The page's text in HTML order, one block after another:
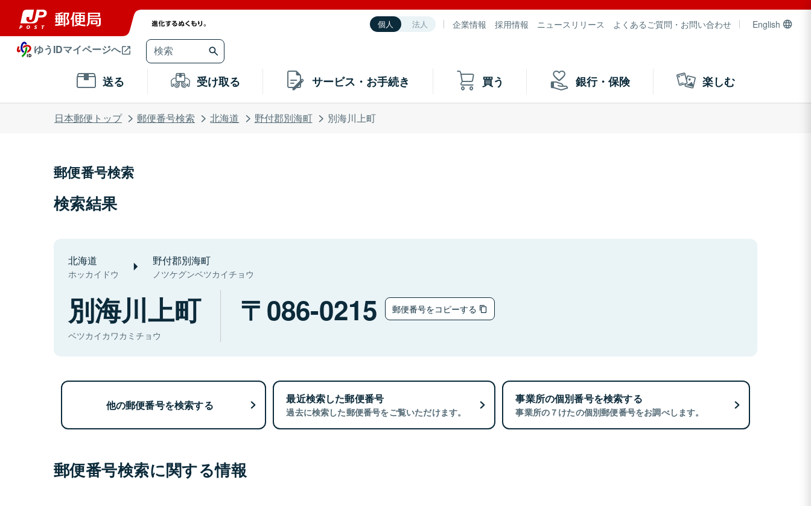
個人 法人 企業情報 採用情報 ニュースリリース よくあるご質問・お問い合わせ English
ゆうIDマイページへ
送る 受け取る サービス・お手続き 買う 銀行・保険 楽しむ
日本郵便トップ 郵便番号検索 北海道 野付郡別海町 別海川上町
郵便番号検索
検索結果
北海道
ホッカイドウ
野付郡別海町
ノツケグンベツカイチョウ
別海川上町
ベツカイカワカミチョウ
086-0215 郵便番号をコピーする
他の郵便番号を検索する 最近検索した郵便番号
過去に検索した郵便番号をご覧いただけます。
事業所の個別番号を検索する
事業所の７けたの個別郵便番号をお調べします。
郵便番号検索に関する情報